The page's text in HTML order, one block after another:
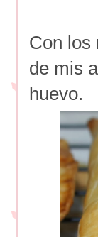
Con los
de mis
huevo.